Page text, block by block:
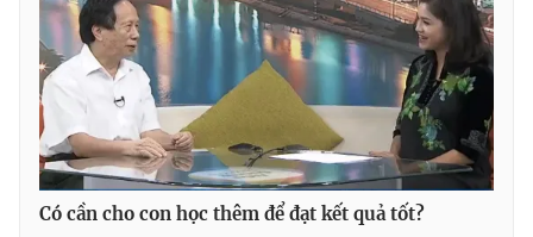
VTV Money VTV Thể thao
VTV Sức khoẻ Bất động sản
Thị trường 24h Tấm lòng Việt
Có cần cho con học thêm để đạt kết quả tốt?